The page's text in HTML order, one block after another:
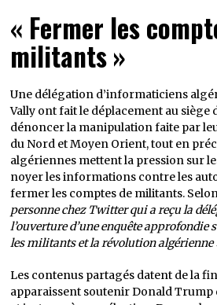
« Fermer les
militants »
Une délégation d’informaticiens
Vally ont fait le déplacement au siège
dénoncer la manipulation faite par
du Nord et Moyen Orient, tout en
algériennes mettent la pression sur
noyer les informations contre les
fermer les comptes de militants. Selon
personne chez Twitter qui a reçu la
l’ouverture d’une enquête
les militants et la révolution algérienne
Les contenus partagés datent de la fin
apparaissent soutenir Donald Trump